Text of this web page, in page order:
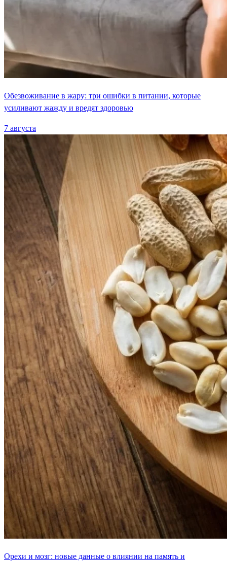
Обезвоживание в жару: три ошибки в питании, которые
усиливают жажду и вредят здоровью
7 августа
Орехи и мозг: новые данные о влиянии на память и